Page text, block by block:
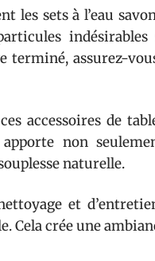
les sets à l’eau
terminé, assurez-
accessoires de
apporte non
naturelle.
et
Cela crée une